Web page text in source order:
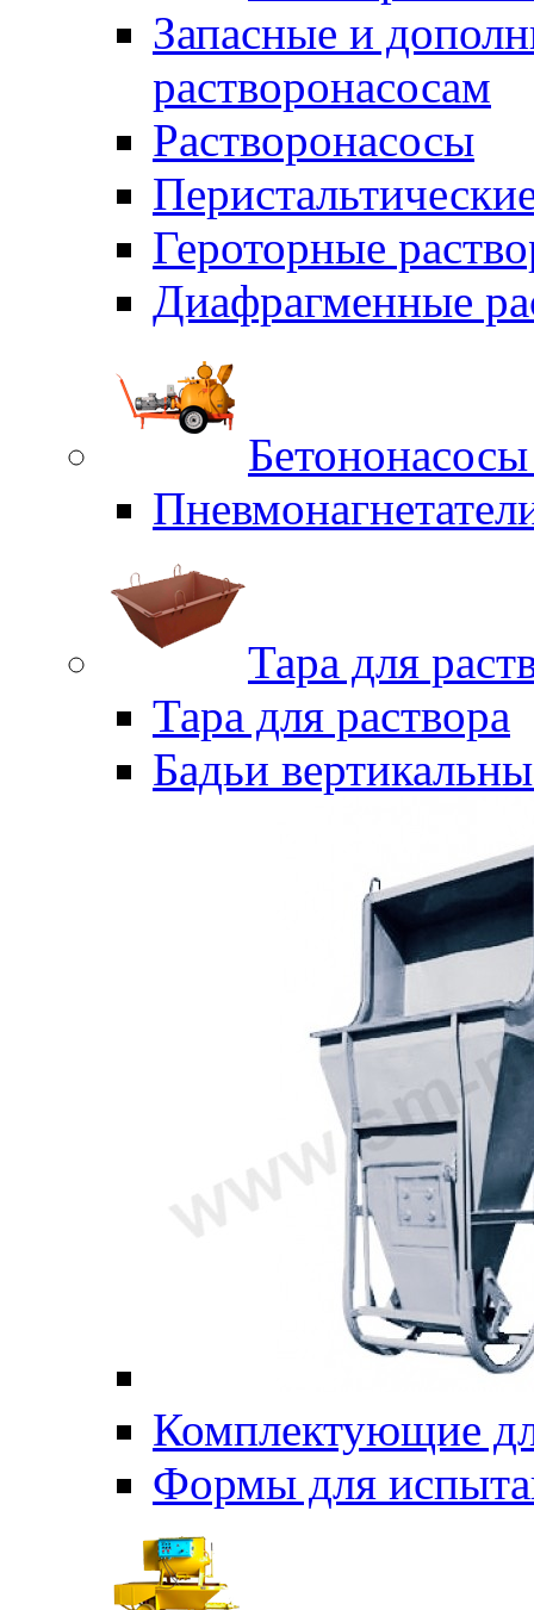
Запасные и
растворонасосам
Растворонасосы
Героторные
Диафрагменные
Тара для
Тара для раствора
Бадьи
Комплектующие
Формы для